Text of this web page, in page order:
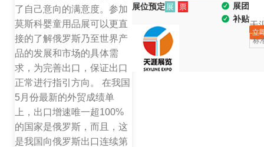
了自己意向的满意度。参加
莫斯科婴童用品展可以更直
接的了解俄罗斯乃至世界产
品的发展和市场的具体需
求，为完善出口，保证出口
正常进行指引方向。 在我国
5月份最新的外贸成绩单
上，出口增速唯一超100%
的国家是俄罗斯，而且，这
是我国向俄罗斯出口连续第
展位预定 展 票
展团
补贴
天
立
标